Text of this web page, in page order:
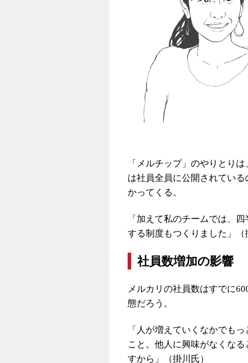
「メルチップ」のやりとり
は社員全員に公開されてい
かってくる。
「加えて私のチームでは、
する制度もつくりました」（
社員数増加の影響
メルカリの社員数はすでに
態だろう。
「人が増えていくなかでも
こと。他人に興味がなくな
すから」（掛川氏）